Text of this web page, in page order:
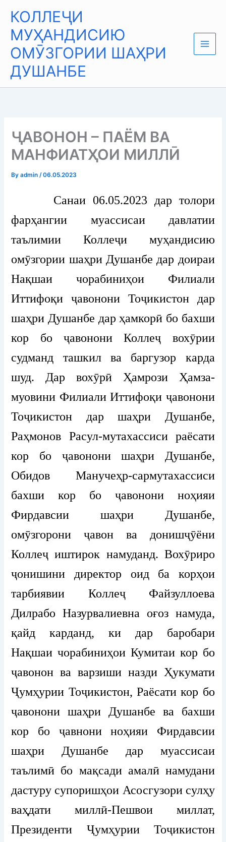
content
КОЛЛЕҶИ
МУҲАНДИСИЮ
ОМӮЗГОРИИ ШАҲРИ
ДУШАНБЕ
ҶАВОНОН – ПАЁМ ВА
МАНФИАТҲОИ МИЛЛӢ
Byadmin/06.05.2023
Санаи 06.05.2023 дар толори
фарҳангии муассисаи давлатии
таълимии Коллеҷи муҳандисию
омӯзгории шаҳри Душанбе дар доираи
Нақшаи чорабиниҳои Филиали
Иттифоқи ҷавонони Тоҷикистон дар
шаҳри Душанбе дар ҳамкорӣ бо бахши
кор бо ҷавонони Коллеҷ вохӯрии
судманд ташкил ва баргузор карда
шуд. Дар вохӯрӣ Ҳамрози Ҳамза-
муовини Филиали Иттифоқи ҷавонони
Тоҷикистон дар шаҳри Душанбе,
Раҳмонов Расул-мутахассиси раёсати
кор бо ҷавонони шаҳри Душанбе,
Обидов Манучеҳр-сармутахассиси
бахши кор бо ҷавонони ноҳияи
Фирдавсии шаҳри Душанбе,
омӯзгорони ҷавон ва донишҷӯёни
Коллеҷ иштирок намуданд. Вохӯриро
ҷонишини директор оид ба корҳои
тарбиявии Коллеҷ Файзуллоева
Дилрабо Назурвалиевна оғоз намуда,
қайд карданд, ки дар баробари
Нақшаи чорабиниҳои Кумитаи кор бо
ҷавонон ва варзиши назди Ҳукумати
Ҷумҳурии Тоҷикистон, Раёсати кор бо
ҷавонони шаҳри Душанбе ва бахши
кор бо ҷавнони ноҳияи Фирдавсии
шаҳри Душанбе дар муассисаи
таълимӣ бо мақсади амалӣ намудани
дастуру супоришҳои Асосгузори сулҳу
ваҳдати миллӣ-Пешвои миллат,
Президенти Ҷумҳурии Тоҷикистон